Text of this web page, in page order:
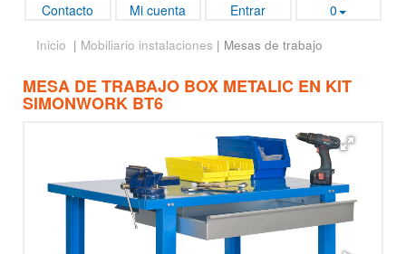
Contacto Mi cuenta Entrar 0
Inicio | Mobiliario instalaciones | Mesas de trabajo
MESA DE TRABAJO BOX METALIC EN KIT
SIMONWORK BT6